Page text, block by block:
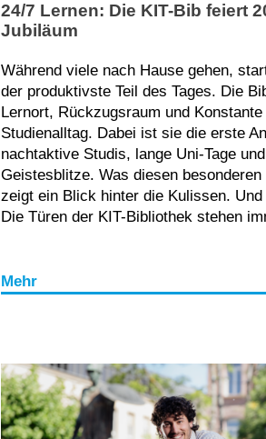
24/7 Lernen: Die KIT-Bib feiert
Jubiläum
Während viele nach Hause gehen,
der produktivste Teil des Tages. Die
Lernort, Rückzugsraum und Konstante
Studienalltag. Dabei ist sie die erste
nachtaktive Studis, lange Uni-Tage
Geistesblitze. Was diesen
zeigt ein Blick hinter die Kulissen.
Die Türen der KIT-Bibliothek stehen
Mehr